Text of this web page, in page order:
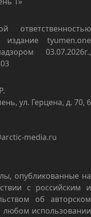
ответственностью
издание tyumen.one
03.07.2026г.,
ул. Герцена, д. 70, 6
media.ru
опубликованные на
с российским и
об авторском
использовании